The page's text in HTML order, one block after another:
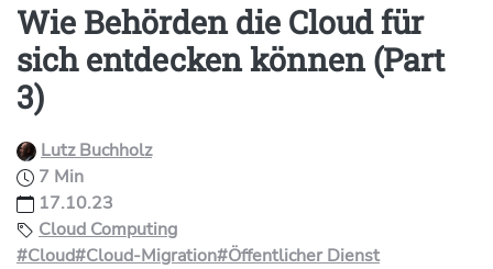
Wie Behörden die Cloud für
sich entdecken können (Part
3)
Lutz Buchholz
7 Min
17.10.23
Cloud Computing
#Cloud#Cloud-Migration#Öffentlicher Dienst